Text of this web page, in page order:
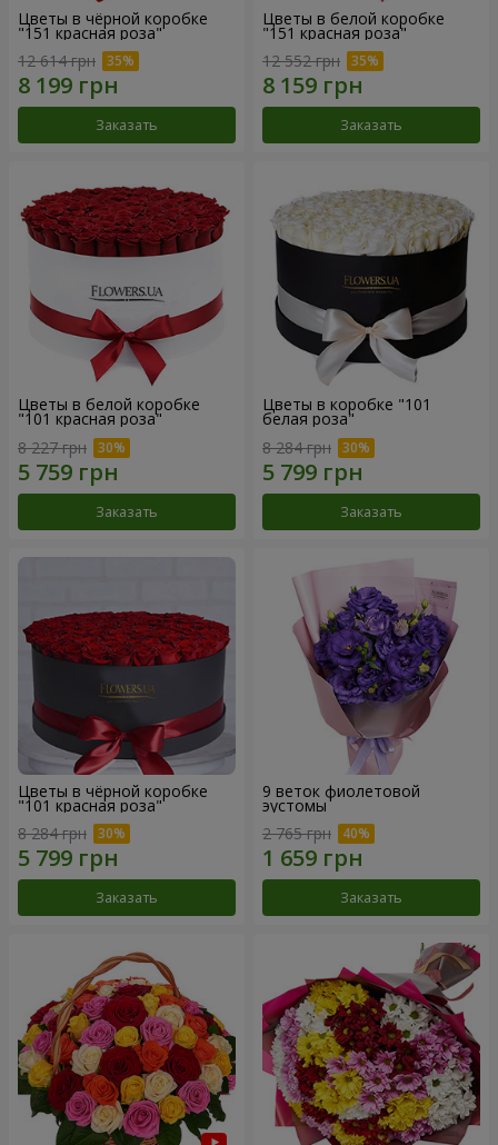
Цветы в чёрной коробке
"151 красная роза"
12 614 грн
Заказать
Цветы в белой коробке
"151 красная роза"
12 552 грн
Заказать
Цветы в белой коробке
"101 красная роза"
8 227 грн
Заказать
Цветы в коробке "101
белая роза"
8 284 грн
Заказать
Цветы в чёрной коробке
"101 красная роза"
8 284 грн
Заказать
9 веток фиолетовой
эустомы
2 765 грн
Заказать